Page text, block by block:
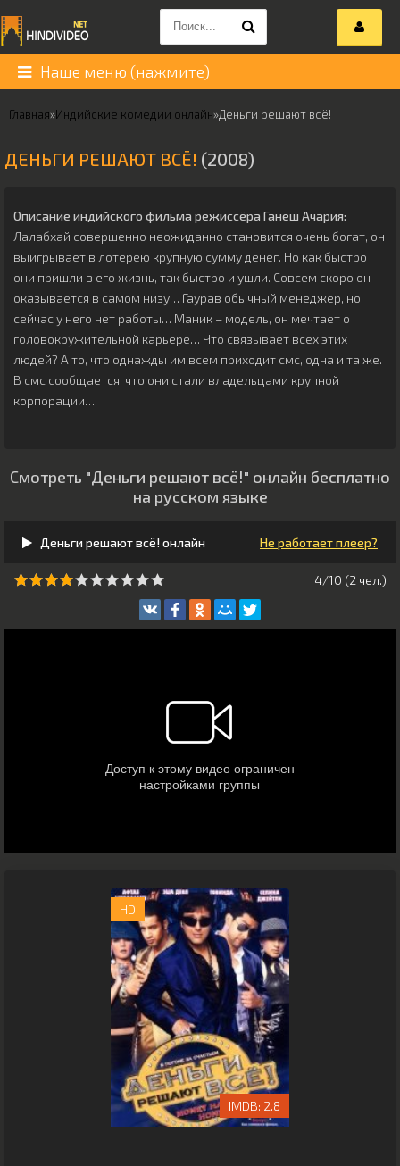
Наше меню (нажмите)
Главная»Индийские комедии онлайн»Деньги решают всё!
ДЕНЬГИ РЕШАЮТ ВСЁ! (2008)
Описание индийского фильма режиссёра Ганеш Ачария:
Лалабхай совершенно неожиданно становится очень богат, он
выигрывает в лотерею крупную сумму денег. Но как быстро
они пришли в его жизнь, так быстро и ушли. Совсем скоро он
оказывается в самом низу… Гаурав обычный менеджер, но
сейчас у него нет работы… Маник – модель, он мечтает о
головокружительной карьере… Что связывает всех этих
людей? А то, что однажды им всем приходит смс, одна и та же.
В смс сообщается, что они стали владельцами крупной
корпорации…
Смотреть "Деньги решают всё!" онлайн бесплатно
на русском языке
Деньги решают всё! онлайн Не работает плеер?
4/10 (2 чeл.)
HD
2.8